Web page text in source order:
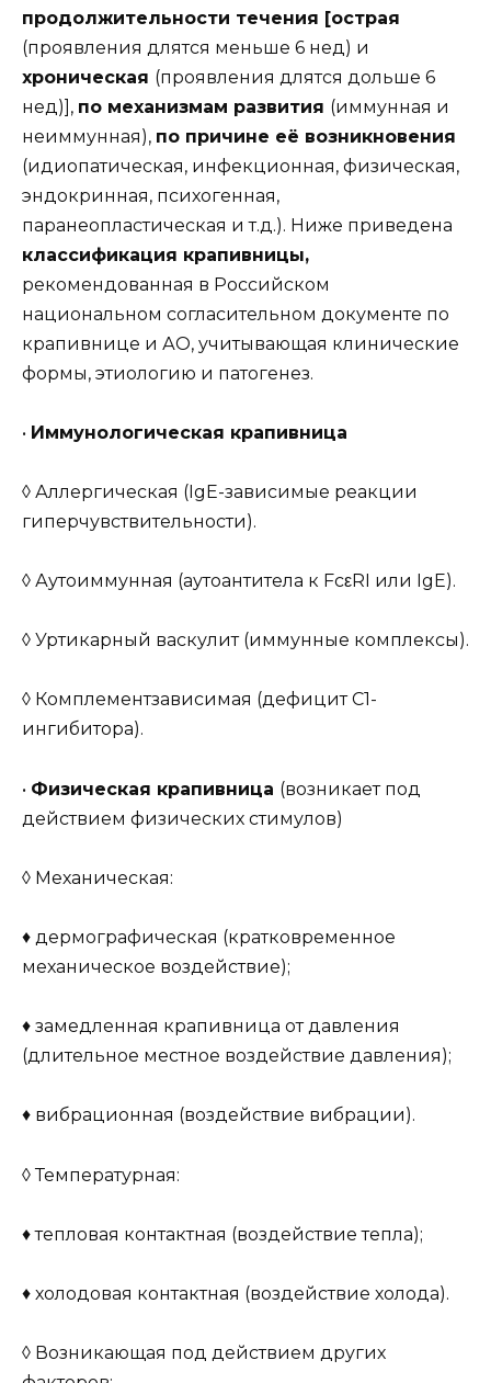
продолжительности течения [острая
(проявления длятся меньше 6 нед) и
хроническая (проявления длятся дольше 6
нед)], по механизмам развития (иммунная и
неиммунная), по причине её возникновения
(идиопатическая, инфекционная, физическая,
эндокринная, психогенная,
паранеопластическая и т.д.). Ниже приведена
классификация крапивницы,
рекомендованная в Российском
национальном согласительном документе по
крапивнице и АО, учитывающая клинические
формы, этиологию и патогенез.
• Иммунологическая крапивница
◊ Аллергическая (IgE-зависимые реакции
гиперчувствительности).
◊ Аутоиммунная (аутоантитела к FcεRI или IgE).
◊ Уртикарный васкулит (иммунные комплексы).
◊ Комплементзависимая (дефицит С1-
ингибитора).
• Физическая крапивница (возникает под
действием физических стимулов)
◊ Механическая:
♦ дермографическая (кратковременное
механическое воздействие);
♦ замедленная крапивница от давления
(длительное местное воздействие давления);
♦ вибрационная (воздействие вибрации).
◊ Температурная:
♦ тепловая контактная (воздействие тепла);
♦ холодовая контактная (воздействие холода).
◊ Возникающая под действием других